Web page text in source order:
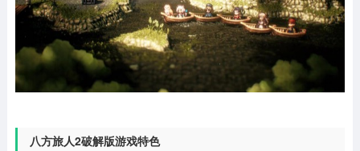
八方旅人2破解版游戏特色